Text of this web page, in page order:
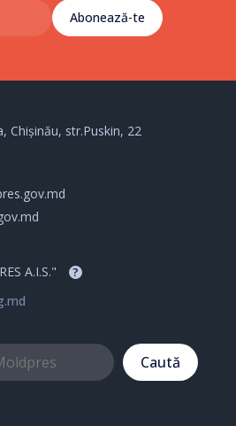
Abonează-te
Chișinău, str.Puskin, 22
A.I.S." ?
Caută